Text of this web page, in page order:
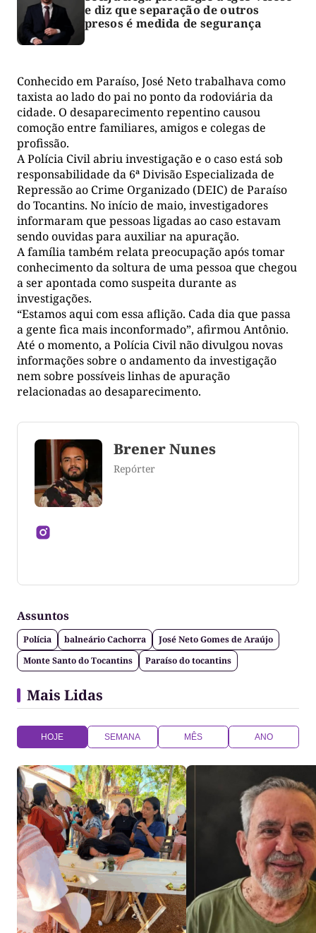
e diz que separação de outros
presos é medida de segurança
Conhecido em Paraíso, José Neto trabalhava como
taxista ao lado do pai no ponto da rodoviária da
cidade. O desaparecimento repentino causou
comoção entre familiares, amigos e colegas de
profissão.
A Polícia Civil abriu investigação e o caso está sob
responsabilidade da 6ª Divisão Especializada de
Repressão ao Crime Organizado (DEIC) de Paraíso
do Tocantins. No início de maio, investigadores
informaram que pessoas ligadas ao caso estavam
sendo ouvidas para auxiliar na apuração.
A família também relata preocupação após tomar
conhecimento da soltura de uma pessoa que chegou
a ser apontada como suspeita durante as
investigações.
“Estamos aqui com essa aflição. Cada dia que passa
a gente fica mais inconformado”, afirmou Antônio.
Até o momento, a Polícia Civil não divulgou novas
informações sobre o andamento da investigação
nem sobre possíveis linhas de apuração
relacionadas ao desaparecimento.
Brener Nunes
Repórter
Tocantins
Assuntos
Polícia balneário Cachorra
José Neto Gomes de Araújo
Monte Santo do Tocantins
Paraíso do tocantins
Mais Lidas
HOJE SEMANA MÊS ANO